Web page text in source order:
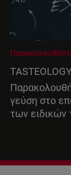
γεύση στο
των ειδικών